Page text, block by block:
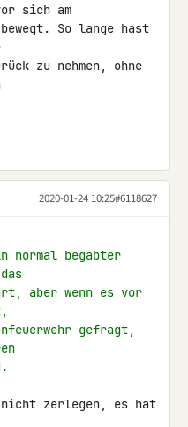
sich am
bewegt. So lange hast
zu nehmen, ohne
2020-01-24 10:25#6118627
normal begabter
aber wenn es vor
gefragt,
zerlegen, es hat